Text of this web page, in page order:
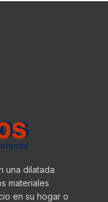
una dilatada
materiales
en su hogar o